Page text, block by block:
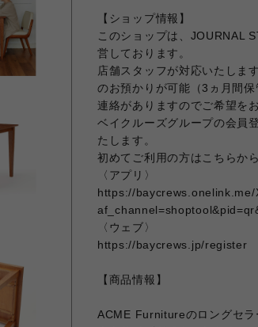
【ショップ情報】
このショップは、JOURNAL
営しております。
店舗スタッフが対応いたしま
のお預かりが可能（3ヵ月間
連絡がありますのでご希望を
ベイクルーズグループの会員
たします。
初めてご利用の方はこちらか
〈アプリ〉
https://baycrews.onelink.me/
〈ウェブ〉
https://baycrews.jp/register
【商品情報】
ACME Furnitureのロングセ